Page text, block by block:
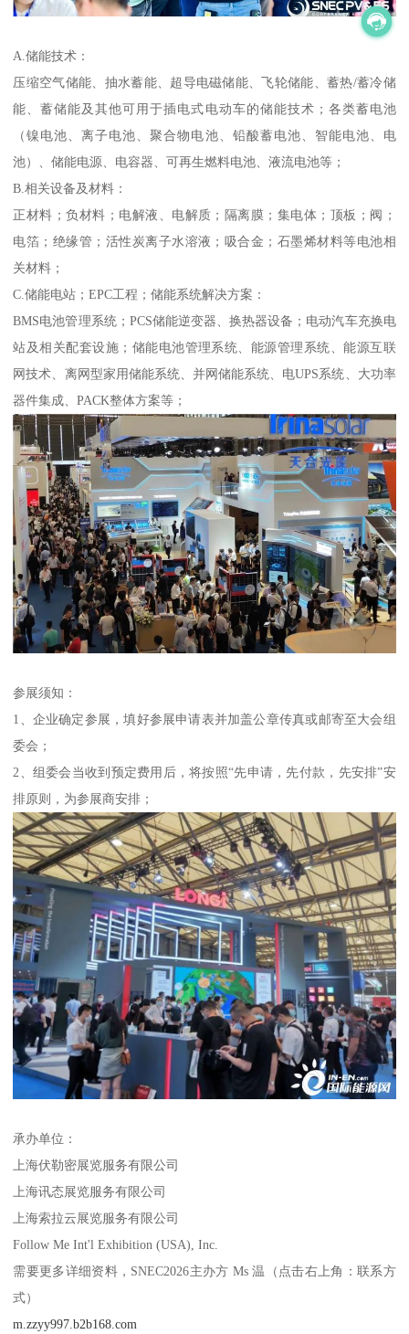
A.储能技术：
压缩空气储能、抽水蓄能、超导电磁储能、飞轮储能、蓄热/蓄冷储
能、蓄储能及其他可用于插电式电动车的储能技术；各类蓄电池
（镍电池、离子电池、聚合物电池、铅酸蓄电池、智能电池、电
池）、储能电源、电容器、可再生燃料电池、液流电池等；
B.相关设备及材料：
正材料；负材料；电解液、电解质；隔离膜；集电体；顶板；阀；
电箔；绝缘管；活性炭离子水溶液；吸合金；石墨烯材料等电池相
关材料；
C.储能电站；EPC工程；储能系统解决方案：
BMS电池管理系统；PCS储能逆变器、换热器设备；电动汽车充换电
站及相关配套设施；储能电池管理系统、能源管理系统、能源互联
网技术、离网型家用储能系统、并网储能系统、电UPS系统、大功率
器件集成、PACK整体方案等；
参展须知：
1、企业确定参展，填好参展申请表并加盖公章传真或邮寄至大会组
委会；
2、组委会当收到预定费用后，将按照“先申请，先付款，先安排”安
排原则，为参展商安排；
承办单位：
上海伏勒密展览服务有限公司
上海讯态展览服务有限公司
上海索拉云展览服务有限公司
Follow Me Int'l Exhibition (USA), Inc.
需要更多详细资料，SNEC2026主办方 Ms 温（点击右上角：联系方
式）
m.zzyy997.b2b168.com